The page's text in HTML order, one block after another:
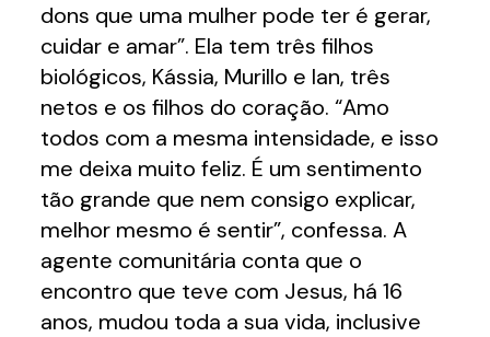
dons que uma mulher pode ter é gerar,
cuidar e amar”. Ela tem três filhos
biológicos, Kássia, Murillo e Ian, três
netos e os filhos do coração. “Amo
todos com a mesma intensidade, e isso
me deixa muito feliz. É um sentimento
tão grande que nem consigo explicar,
melhor mesmo é sentir”, confessa. A
agente comunitária conta que o
encontro que teve com Jesus, há 16
anos, mudou toda a sua vida, inclusive